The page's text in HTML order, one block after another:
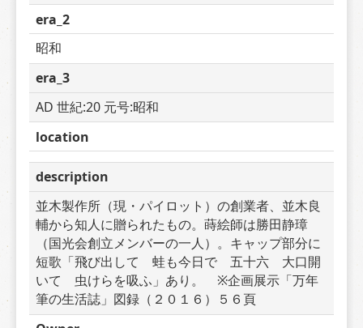
era_2
昭和
era_3
AD 世紀:20 元号:昭和
location
description
並木製作所（現・パイロット）の創業者、並木良
輔から知人に贈られたもの。蒔絵師は勝田静璋
（国光会創立メンバーの一人）。キャップ部分に
短歌「飛び出して　蛙も今日で　五十六　大口開
いて　虫けらを吸ふ」あり。　※企画展示「万年
筆の生活誌」図録（２０１６）５６頁